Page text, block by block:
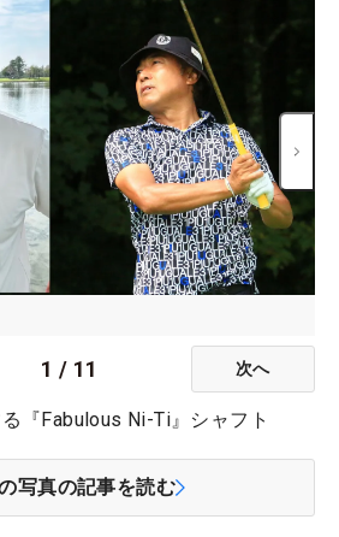
1 / 11 次へ
『Fabulous Ni-Ti』シャフト
写真の記事を読む